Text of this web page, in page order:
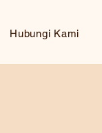
Hubungi Kami